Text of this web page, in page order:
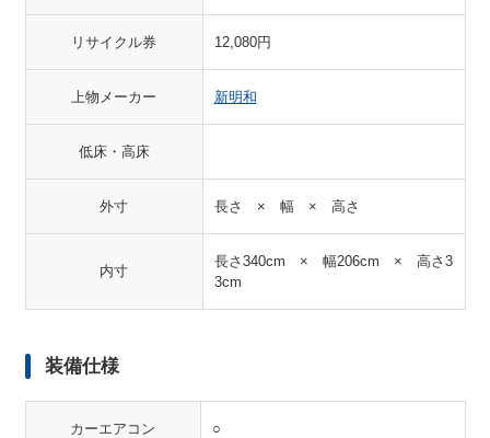
リサイクル券 12,080円
上物メーカー 新明和
低床・高床
外寸 長さ × 幅 × 高さ
内寸
長さ340cm × 幅206cm × 高さ3
3cm
装備仕様
カーエアコン ○